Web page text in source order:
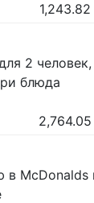
1,243.82
2
блюда
2,764.05
McDonalds